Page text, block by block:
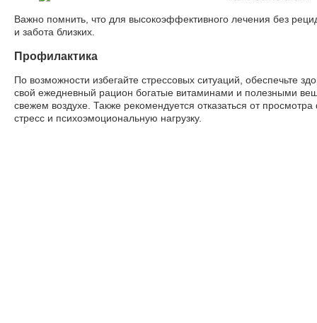
Важно помнить, что для высокоэффективного лечения без
и забота близких.
Профилактика
По возможности избегайте стрессовых ситуаций, обеспечьте
свой ежедневный рацион богатые витаминами и полезными
свежем воздухе. Также рекомендуется отказаться от
стресс и психоэмоциональную нагрузку.